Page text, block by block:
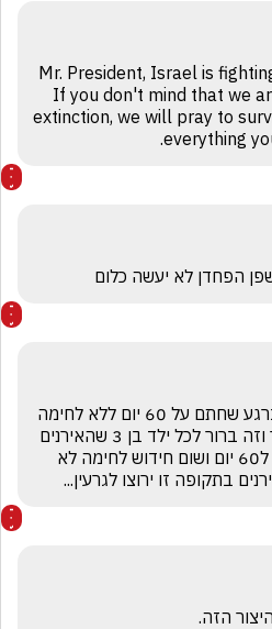
Mr. President, Israel is
If you don't mind that we
extinction, we will pray to
everything
הפחדן לא יעשה כלום
בתקופה זו ירוצו לגרעין...
הזה.